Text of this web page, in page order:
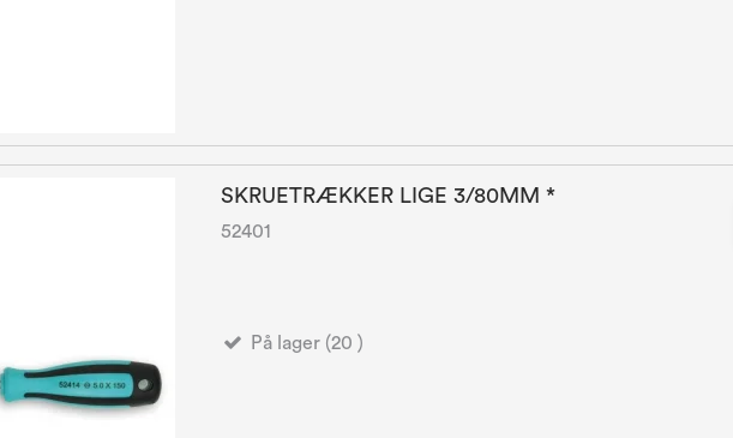
SKRUETRÆKKER LIGE 3/80MM *
52401
På lager (20 )